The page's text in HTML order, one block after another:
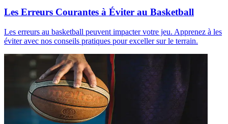
Les Erreurs Courantes à Éviter au Basketball
Les erreurs au basketball peuvent impacter votre jeu. Apprenez à les
éviter avec nos conseils pratiques pour exceller sur le terrain.